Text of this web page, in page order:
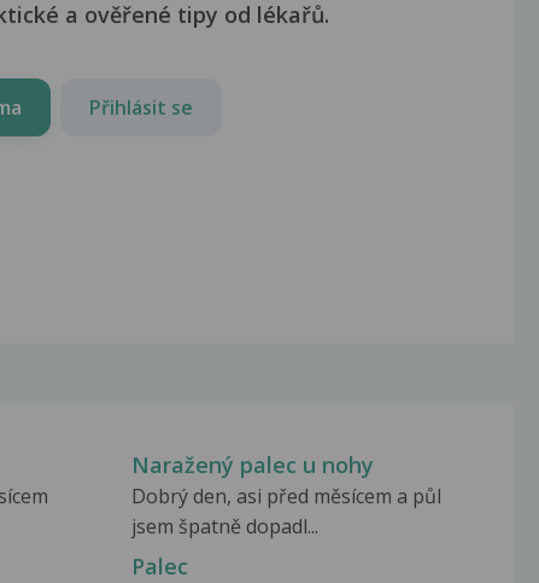
a ověřené tipy od lékařů.
Přihlásit se
Naražený palec u nohy
Dobrý den, asi před měsícem a půl
jsem špatně dopadl...
Palec